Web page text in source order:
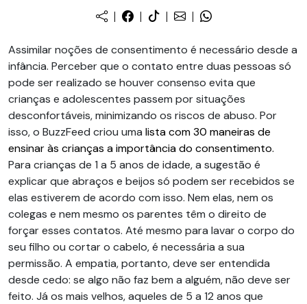
Assimilar noções de consentimento é necessário desde a
infância. Perceber que o contato entre duas pessoas só
pode ser realizado se houver consenso evita que
crianças e adolescentes passem por situações
desconfortáveis, minimizando os riscos de abuso. Por
isso, o BuzzFeed criou uma lista com 30 maneiras de
ensinar às crianças a importância do consentimento.
Para crianças de 1 a 5 anos de idade, a sugestão é
explicar que abraços e beijos só podem ser recebidos se
elas estiverem de acordo com isso. Nem elas, nem os
colegas e nem mesmo os parentes têm o direito de
forçar esses contatos. Até mesmo para lavar o corpo do
seu filho ou cortar o cabelo, é necessária a sua
permissão. A empatia, portanto, deve ser entendida
desde cedo: se algo não faz bem a alguém, não deve ser
feito. Já os mais velhos, aqueles de 5 a 12 anos que